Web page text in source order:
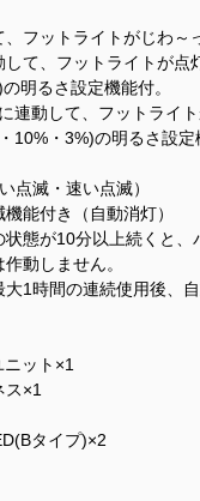
フットライトがじわ～
て、フットライトが点
明るさ設定機能付。
動して、フットライト
10%・3%)の明るさ設定
点滅・速い点滅）
能付き（自動消灯）
状態が10分以上続くと
動しません。
大1時間の連続使用後、
ニット×1
ス×1
タイプ)×2